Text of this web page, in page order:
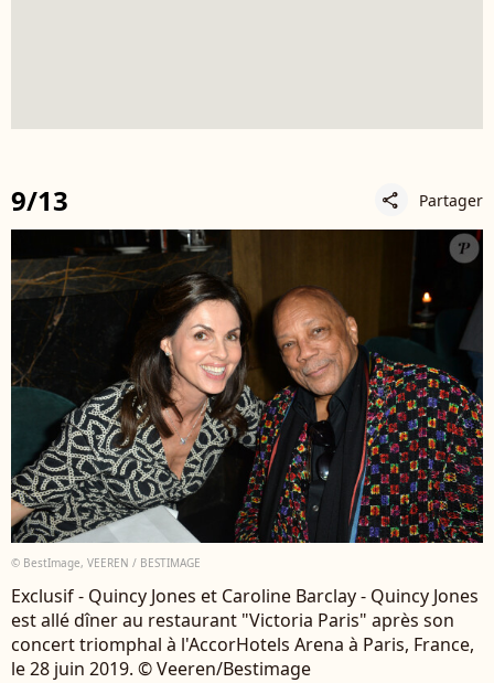
9/13 share Partager
© BestImage, VEEREN / BESTIMAGE
Exclusif - Quincy Jones et Caroline Barclay - Quincy Jones
est allé dîner au restaurant "Victoria Paris" après son
concert triomphal à l'AccorHotels Arena à Paris, France,
le 28 juin 2019. © Veeren/Bestimage